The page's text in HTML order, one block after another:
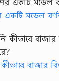
মডেল
বাজার